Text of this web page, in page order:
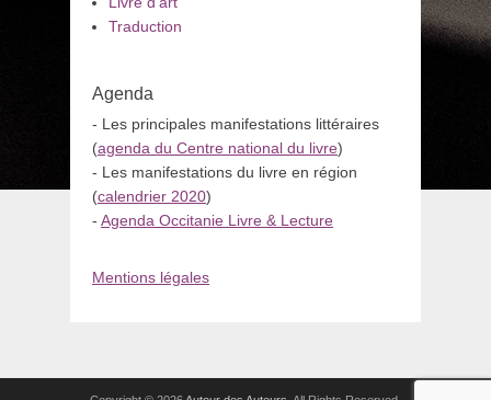
Traduction
Agenda
- Les principales manifestations littéraires
(agenda du Centre national du livre)
- Les manifestations du livre en région
(calendrier 2020)
- Agenda Occitanie Livre & Lecture
Mentions légales